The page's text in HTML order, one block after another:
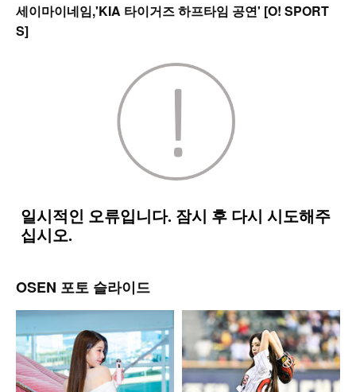
세이마이네임,'KIA 타이거즈 하프타임 공연' [O! SPORT
S]
OSEN 포토 슬라이드